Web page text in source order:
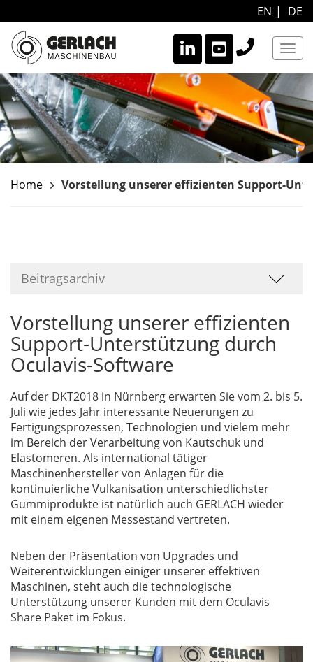
EN DE
Home keyboard_arrow_right Vorstellung unserer effizienten Support-
Beitragsarchiv
Vorstellung unserer effizienten
Support-Unterstützung durch
Oculavis-Software
Auf der DKT2018 in Nürnberg erwarten Sie vom 2. bis 5.
Juli wie jedes Jahr interessante Neuerungen zu
Fertigungsprozessen, Technologien und vielem mehr
im Bereich der Verarbeitung von Kautschuk und
Elastomeren. Als international tätiger
Maschinenhersteller von Anlagen für die
kontinuierliche Vulkanisation unterschiedlichster
Gummiprodukte ist natürlich auch GERLACH wieder
mit einem eigenen Messestand vertreten.
Neben der Präsentation von Upgrades und
Weiterentwicklungen einiger unserer effektiven
Maschinen, steht auch die technologische
Unterstützung unserer Kunden mit dem Oculavis
Share Paket im Fokus.